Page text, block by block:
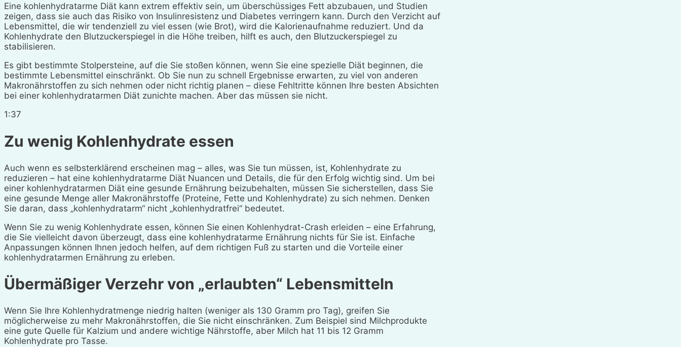
Eine kohlenhydratarme Diät kann extrem effektiv sein, um überschüssiges Fett abzubauen, und Studien
zeigen, dass sie auch das Risiko von Insulinresistenz und Diabetes verringern kann. Durch den Verzicht auf
Lebensmittel, die wir tendenziell zu viel essen (wie Brot), wird die Kalorienaufnahme reduziert. Und da
Kohlenhydrate den Blutzuckerspiegel in die Höhe treiben, hilft es auch, den Blutzuckerspiegel zu
stabilisieren.
Es gibt bestimmte Stolpersteine, auf die Sie stoßen können, wenn Sie eine spezielle Diät beginnen, die
bestimmte Lebensmittel einschränkt. Ob Sie nun zu schnell Ergebnisse erwarten, zu viel von anderen
Makronährstoffen zu sich nehmen oder nicht richtig planen – diese Fehltritte können Ihre besten Absichten
bei einer kohlenhydratarmen Diät zunichte machen. Aber das müssen sie nicht.
1:37
Zu wenig Kohlenhydrate essen
Auch wenn es selbsterklärend erscheinen mag – alles, was Sie tun müssen, ist, Kohlenhydrate zu
reduzieren – hat eine kohlenhydratarme Diät Nuancen und Details, die für den Erfolg wichtig sind. Um bei
einer kohlenhydratarmen Diät eine gesunde Ernährung beizubehalten, müssen Sie sicherstellen, dass Sie
eine gesunde Menge aller Makronährstoffe (Proteine, Fette und Kohlenhydrate) zu sich nehmen. Denken
Sie daran, dass „kohlenhydratarm“ nicht „kohlenhydratfrei“ bedeutet.
Wenn Sie zu wenig Kohlenhydrate essen, können Sie einen Kohlenhydrat-Crash erleiden – eine Erfahrung,
die Sie vielleicht davon überzeugt, dass eine kohlenhydratarme Ernährung nichts für Sie ist. Einfache
Anpassungen können Ihnen jedoch helfen, auf dem richtigen Fuß zu starten und die Vorteile einer
kohlenhydratarmen Ernährung zu erleben.
Übermäßiger Verzehr von „erlaubten“ Lebensmitteln
Wenn Sie Ihre Kohlenhydratmenge niedrig halten (weniger als 130 Gramm pro Tag), greifen Sie
möglicherweise zu mehr Makronährstoffen, die Sie nicht einschränken. Zum Beispiel sind Milchprodukte
eine gute Quelle für Kalzium und andere wichtige Nährstoffe, aber Milch hat 11 bis 12 Gramm
Kohlenhydrate pro Tasse.